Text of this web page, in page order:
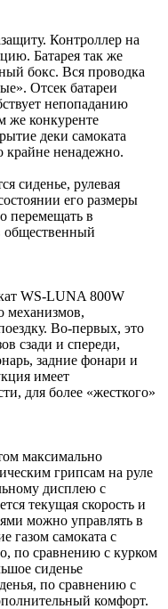
Контроллер на
Батарея так же
бокс. Вся проводка
Отсек батареи
непопаданию
же конкуренте
деки самоката
крайне ненадежно.
сиденье, рулевая
его размеры
перемещать в
общественный
WS-LUNA 800W
механизмов,
Во-первых, это
сзади и спереди,
задние фонари и
имеет
для более «жесткого»
максимально
грипсам на руле
дисплею с
текущая скорость и
можно управлять в
газом самоката с
по сравнению с курком
сиденье
по сравнению с
комфорт.